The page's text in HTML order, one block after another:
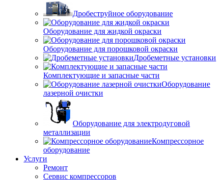
Дробеструйное оборудование
Оборудование для жидкой окраски
Оборудование для порошковой окраски
Дробеметные установки
Комплектующие и запасные части
Оборудование
лазерной очистки
Оборудование для электродуговой
металлизации
Компрессорное
оборудование
Услуги
Ремонт
Сервис компрессоров